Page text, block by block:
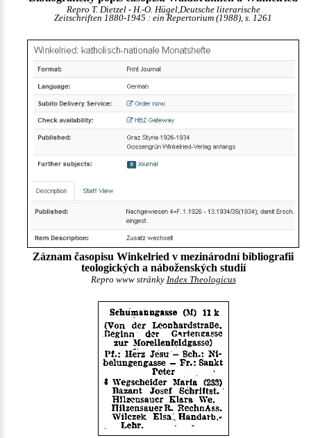
Repro T. Dietzel - H.-O. Hügel,Deutsche literarische
Zeitschriften 1880-1945 : ein Repertorium (1988), s. 1261
Záznam časopisu Winkelried v mezinárodní bibliografii
teologických a náboženských studií
Repro www stránky Index Theologicus